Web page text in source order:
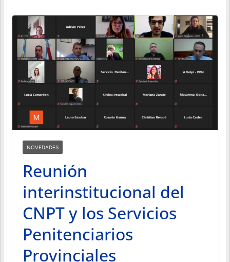
NOVEDADES
Reunión
interinstitucional del
CNPT y los Servicios
Penitenciarios
Provinciales